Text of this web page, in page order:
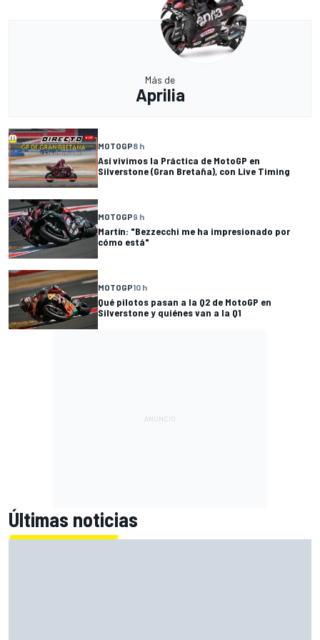
Más de
Aprilia
MOTOGP8 h
Así vivimos la Práctica de MotoGP en
Silverstone (Gran Bretaña), con Live Timing
MOTOGP9 h
Martín: "Bezzecchi me ha impresionado por
cómo está"
MOTOGP10 h
Qué pilotos pasan a la Q2 de MotoGP en
Silverstone y quiénes van a la Q1
Últimas noticias